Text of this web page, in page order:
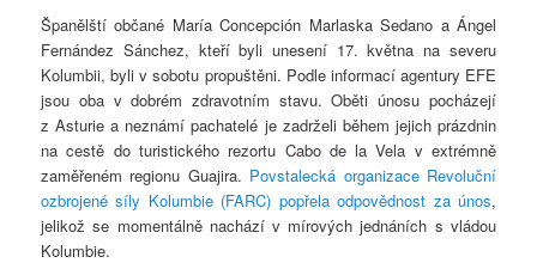
Španělští občané María Concepción Marlaska Sedano a Ángel
Fernández Sánchez, kteří byli unesení 17. května na severu
Kolumbii, byli v sobotu propuštěni. Podle informací agentury EFE
jsou oba v dobrém zdravotním stavu. Oběti únosu pocházejí
z Asturie a neznámí pachatelé je zadrželi během jejich prázdnin
na cestě do turistického rezortu Cabo de la Vela v extrémně
zaměřeném regionu Guajira. Povstalecká organizace Revoluční
ozbrojené síly Kolumbie (FARC) popřela odpovědnost za únos,
jelikož se momentálně nachází v mírových jednáních s vládou
Kolumbie.